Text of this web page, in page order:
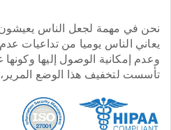
نحن في مهمة لجعل الناس
يعاني الناس يوميا من تداعيات
وعدم إمكانية الوصول إليها
تأسست لتخفيف هذا الوضع